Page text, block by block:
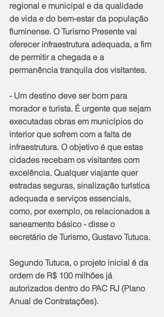
regional e municipal e da qualidade
de vida e do bem-estar da população
fluminense. O Turismo Presente vai
oferecer infraestrutura adequada, a fim
de permitir a chegada e a
permanência tranquila dos visitantes.
- Um destino deve ser bom para
morador e turista. É urgente que sejam
executadas obras em municípios do
interior que sofrem com a falta de
infraestrutura. O objetivo é que estas
cidades recebam os visitantes com
excelência. Qualquer viajante quer
estradas seguras, sinalização turística
adequada e serviços essenciais,
como, por exemplo, os relacionados a
saneamento básico - disse o
secretário de Turismo, Gustavo Tutuca.
Segundo Tutuca, o projeto inicial é da
ordem de R$ 100 milhões já
autorizados dentro do PAC RJ (Plano
Anual de Contratações).